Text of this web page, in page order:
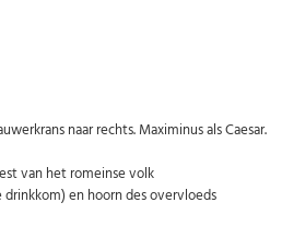
naar rechts. Maximinus als Caesar.
van het romeinse volk
en hoorn des overvloeds